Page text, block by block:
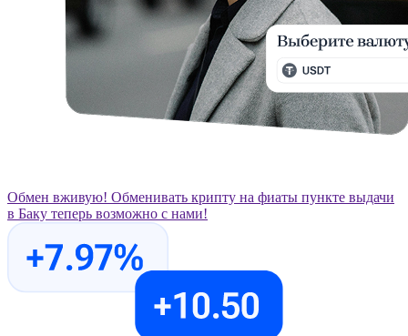
Обмен вживую! Обменивать крипту на фиаты пункте выдачи
в Баку теперь возможно с нами!